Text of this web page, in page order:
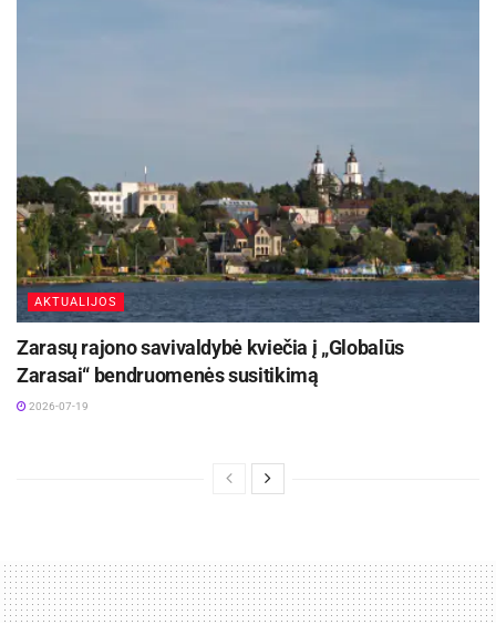
AKTUALIJOS
Zarasų rajono savivaldybė kviečia į „Globalūs
Zarasai“ bendruomenės susitikimą
2026-07-19